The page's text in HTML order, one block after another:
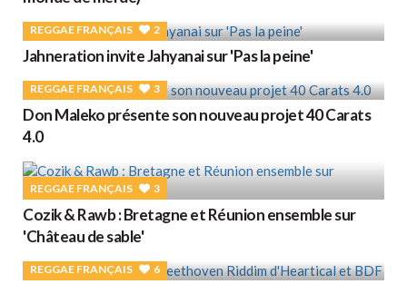
REGGAE FRANÇAIS 2
Jahneration invite Jahyanai sur 'Pas la peine'
REGGAE FRANÇAIS 3
Don Maleko présente son nouveau projet 40 Carats
4.0
REGGAE FRANÇAIS 3
Cozik & Rawb : Bretagne et Réunion ensemble sur
'Château de sable'
REGGAE FRANÇAIS 6